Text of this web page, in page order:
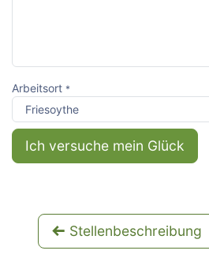
Arbeitsort *
Ich versuche mein Glück
Stellenbeschreibung